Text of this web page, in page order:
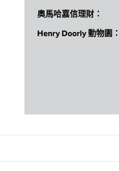
奧馬哈嘉信理財：
Henry Doorly 動物園：